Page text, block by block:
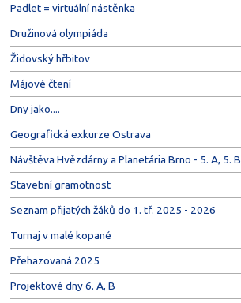
Padlet = virtuální nástěnka
Družinová olympiáda
Židovský hřbitov
Májové čtení
Dny jako....
Geografická exkurze Ostrava
Návštěva Hvězdárny a Planetária Brno - 5. A, 5. B
Stavební gramotnost
Seznam přijatých žáků do 1. tř. 2025 - 2026
Turnaj v malé kopané
Přehazovaná 2025
Projektové dny 6. A, B